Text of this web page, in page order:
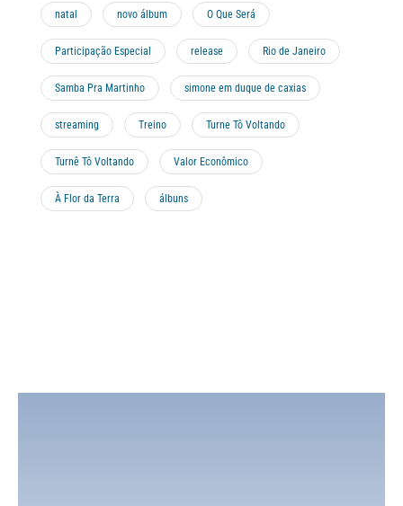
natal novo álbum O Que Será
Participação Especial release Rio de Janeiro
Samba Pra Martinho simone em duque de caxias
streaming Treino Turne Tô Voltando
Turnê Tô Voltando Valor Econômico
À Flor da Terra álbuns